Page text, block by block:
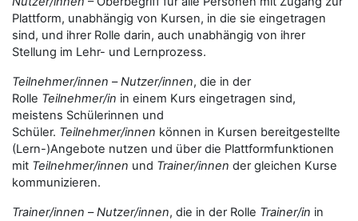
Plattform, unabhängig von Kursen, in die sie eingetragen
sind, und ihrer Rolle darin, auch unabhängig von ihrer
Stellung im Lehr- und Lernprozess.
Teilnehmer/innen –Nutzer/innen, die in der
Rolle Teilnehmer/in in einem Kurs eingetragen sind,
meistens Schülerinnen und
Schüler. Teilnehmer/innen können in Kursen bereitgestellte
(Lern-)Angebote nutzen und über die Plattformfunktionen
mit Teilnehmer/innen und Trainer/innen der gleichen Kurse
kommunizieren.
Trainer/innen –Nutzer/innen, die in der Rolle Trainer/in in